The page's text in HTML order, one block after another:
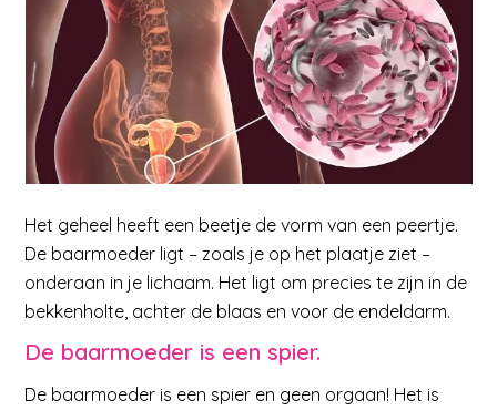
Het geheel heeft een beetje de vorm van een peertje.
De baarmoeder ligt – zoals je op het plaatje ziet –
onderaan in je lichaam. Het ligt om precies te zijn in de
bekkenholte, achter de blaas en voor de endeldarm.
De baarmoeder is een spier.
De baarmoeder is een spier en geen orgaan! Het is